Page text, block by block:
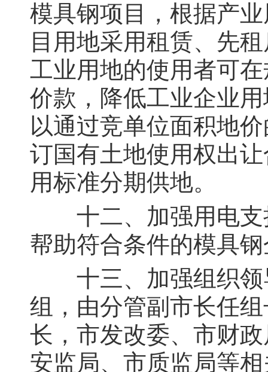
模具钢项目，根据产
目用地采用租赁、先
工业用地的使用者可
价款，降低工业企业
以通过竞单位面积地
订国有土地使用权出
用标准分期供地。
十二、加强用电支
帮助符合条件的模具
十三、加强组织领
组，由分管副市长任
长，市发改委、市财
安监局、市质监局等